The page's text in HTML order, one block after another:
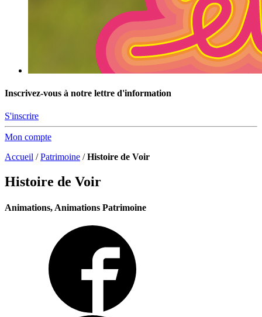
Inscrivez-vous à notre lettre d'information
S'inscrire
Mon compte
Accueil /Patrimoine /Histoire de Voir
Histoire de Voir
Animations, Animations Patrimoine